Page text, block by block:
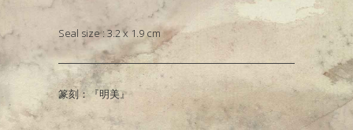
Seal size : 3.2 x 1.9 cm
篆刻：『明美』